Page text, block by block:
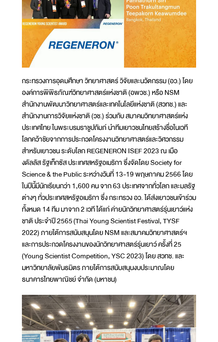
กระทรวงการอุดมศึกษา วิทยาศาสตร์ วิจัยและนวัตกรรม (อว.) โดย
องค์การพิพิธภัณฑ์วิทยาศาสตร์แห่งชาติ (อพวช.) หรือ NSM
สำนักงานพัฒนาวิทยาศาสตร์และเทคโนโลยีแห่งชาติ (สวทช.) และ
สำนักงานการวิจัยแห่งชาติ (วช.) ร่วมกับ สมาคมวิทยาศาสตร์แห่ง
ประเทศไทย ในพระบรมราชูปถัมภ์ นำทีมเยาวชนไทยสร้างชื่อในเวที
โลกคว้าชัยจากการประกวดโครงงานวิทยาศาสตร์และวิศวกรรม
สำหรับเยาวชน ระดับโลก REGENERON ISEF 2023 ณ เมือ
งดัลลัส รัฐเท็กซัส ประเทศสหรัฐอเมริกา ซึ่งจัดโดย Society for
Science & the Public ระหว่างวันที่ 13-19 พฤษภาคม 2566 โดย
ในปีนี้มีนักเรียนกว่า 1,600 คน จาก 63 ประเทศจากทั่วโลก และมลรัฐ
ต่างๆ ทั่วประเทศสหรัฐอเมริกา ซึ่ง กระทรวง อว. ได้ส่งเยาวชนเข้าร่วม
ทั้งหมด 14 ทีม มาจาก 2 เวที ได้แก่ ค่ายนักวิทยาศาสตร์รุ่นเยาว์แห่ง
ชาติ ประจำปี 2565 (Thai Young Scientist Festival, TYSF
2022) ภายใต้การสนับสนุนโดย NSM และสมาคมวิทยาศาสตร์ฯ
และการประกวดโครงงานของนักวิทยาศาสตร์รุ่นเยาว์ ครั้งที่ 25
(Young Scientist Competition, YSC 2023) โดย สวทช. และ
มหาวิทยาลัยพันธมิตร ภายใต้การสนับสนุนงบประมาณโดย
ธนาคารไทยพาณิชย์ จำกัด (มหาชน)